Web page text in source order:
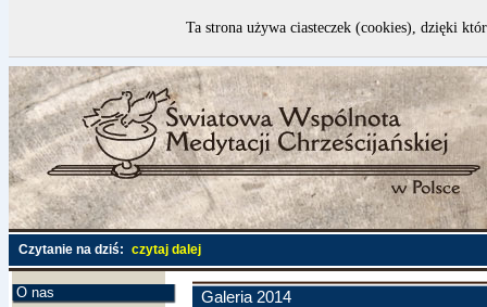
Czytanie na dziś: czytaj dalej
O nas
Galeria 2014
Ta strona używa ciasteczek (cookies), dzięki